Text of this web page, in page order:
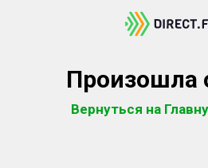
Произошла
Вернуться на